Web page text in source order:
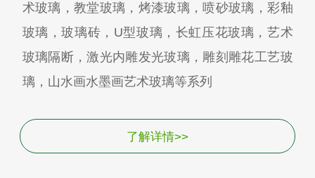
术玻璃，教堂玻璃，烤漆玻璃，喷砂玻璃，彩釉
玻璃，玻璃砖，U型玻璃，长虹压花玻璃，艺术
玻璃隔断，激光内雕发光玻璃，雕刻雕花工艺玻
璃，山水画水墨画艺术玻璃等系列
了解详情>>